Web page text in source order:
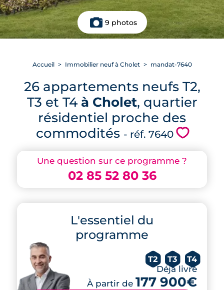
9 photos
Une question sur ce programme ?
02 85 52 80 36
L'essentiel du
programme
T2 T3 T4
Déjà livré
À partir de 177 900€
Accueil Immobilier neuf à Cholet mandat-7640
26 appartements neufs T2,
T3 et T4 à Cholet, quartier
résidentiel proche des
commodités - réf. 7640 💗